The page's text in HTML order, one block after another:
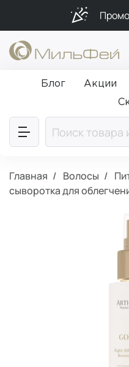
Подарки в
Бесплатная
Блог Акции
Главная Волосы
сыворотка для